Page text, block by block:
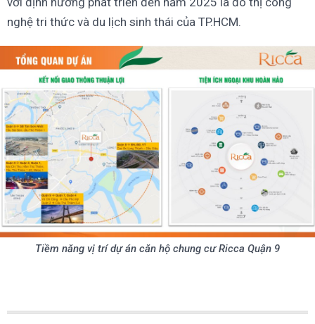
nghệ tri thức và du lịch sinh thái của TP.HCM.
Tiềm năng vị trí dự án căn hộ chung cư Ricca Quận 9